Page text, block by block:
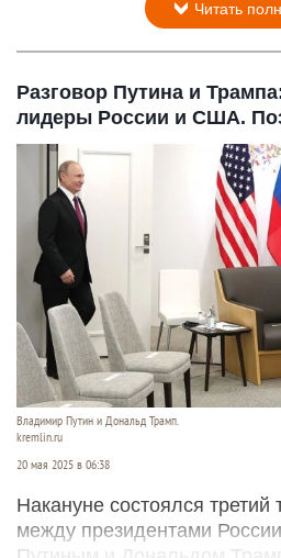
Читать
Разговор Путина и
лидеры России и США.
Владимир Путин и Дональд Трамп.
kremlin.ru
20 мая 2025 в 06:38
Накануне состоялся
между президентами